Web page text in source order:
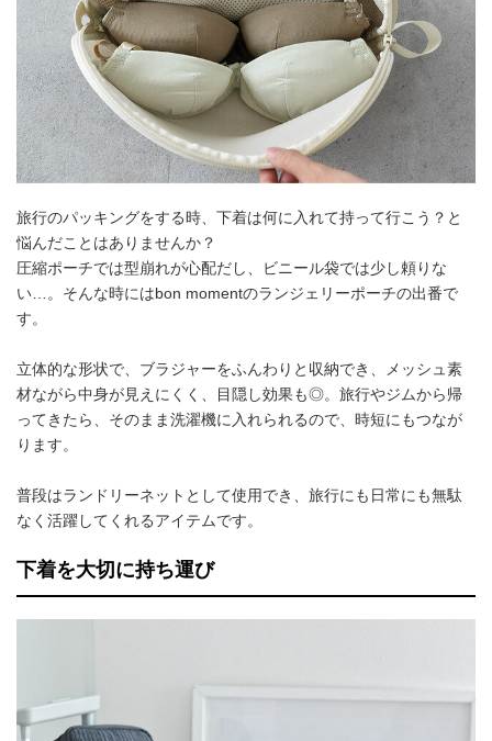
旅行のパッキングをする時、下着は何に入れて持って行こう？と
悩んだことはありませんか？
圧縮ポーチでは型崩れが心配だし、ビニール袋では少し頼りな
い…。そんな時にはbon momentのランジェリーポーチの出番で
す。
立体的な形状で、ブラジャーをふんわりと収納でき、メッシュ素
材ながら中身が見えにくく、目隠し効果も◎。旅行やジムから帰
ってきたら、そのまま洗濯機に入れられるので、時短にもつなが
ります。
普段はランドリーネットとして使用でき、旅行にも日常にも無駄
なく活躍してくれるアイテムです。
下着を大切に持ち運び